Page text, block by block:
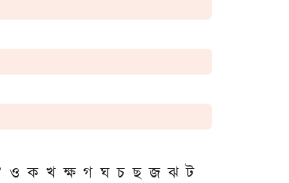
ও ক খ ক্ষ গ ঘ চ ছ জ ঝ ট